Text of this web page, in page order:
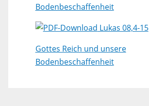
Bodenbeschaffenheit
Lukas 08,4-15
Gottes Reich und unsere
Bodenbeschaffenheit